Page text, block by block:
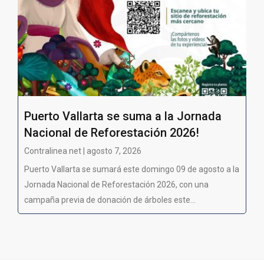
Puerto Vallarta se suma a la Jornada
Nacional de Reforestación 2026!
Contralinea net | agosto 7, 2026
Puerto Vallarta se sumará este domingo 09 de agosto a la
Jornada Nacional de Reforestación 2026, con una
campaña previa de donación de árboles este...